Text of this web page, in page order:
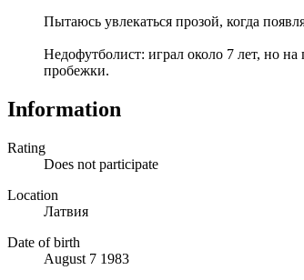
Пытаюсь увлекаться прозой, когда
Недофутболист: играл около 7 лет, но
пробежки.
Information
Rating
Does not participate
Location
Латвия
Date of birth
August 7 1983